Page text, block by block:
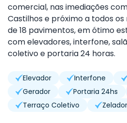
comercial, nas imediações
Castilhos e próximo a todos
de 18 pavimentos, em ótimo
com elevadores, interfone,
coletivo e portaria 24 horas.
Elevador Interfone
Gerador
Portaria 24hs
Terraço Coletivo
Zelador